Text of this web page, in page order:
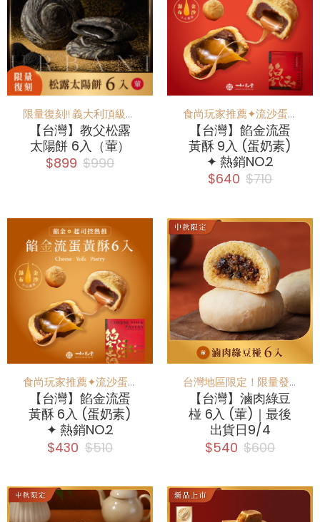
限量復刻!! 義大利頂級URBANI松露
【台灣】教父松露
太陽餅 6入（葷）
$899 $990
食尚玩家推薦✦流沙蛋黃酥
【台灣】餡金流蛋
黃酥 9入 (蛋奶素)
✦ 熱銷NO.2
$640 $710
食尚玩家推薦✦流沙蛋黃酥
【台灣】餡金流蛋
黃酥 6入 (蛋奶素)
✦ 熱銷NO.2
$430 $510
台灣地區限定！限量發售，喜歡綠豆椪的絕對不能錯過！
【台灣】滷肉綠豆
椪 6入 (葷)｜最後
出貨日9/4
$540 $600